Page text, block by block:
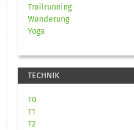
Trailrunning
Wanderung
Yoga
TECHNIK
T0
T1
T2